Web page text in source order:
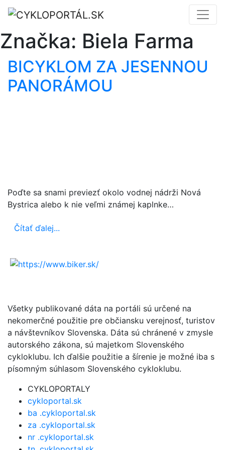
Značka: Biela Farma
BICYKLOM ZA JESENNOU
PANORÁMOU
Poďte sa snami previezť okolo vodnej nádrži Nová
Bystrica alebo k nie veľmi známej kaplnke…
Čítať ďalej...
Všetky publikované dáta na portáli sú určené na
nekomerčné použitie pre občiansku verejnosť, turistov
a návštevníkov Slovenska. Dáta sú chránené v zmysle
autorského zákona, sú majetkom Slovenského
cykloklubu. Ich ďalšie použitie a šírenie je možné iba s
písomným súhlasom Slovenského cykloklubu.
CYKLOPORTALY
cykloportal.sk
ba .cykloportal.sk
za .cykloportal.sk
nr .cykloportal.sk